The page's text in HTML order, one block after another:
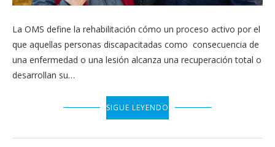
La OMS define la rehabilitación cómo un proceso activo por el
que aquellas personas discapacitadas como consecuencia de
una enfermedad o una lesión alcanza una recuperación total o
desarrollan su…
SIGUE LEYENDO